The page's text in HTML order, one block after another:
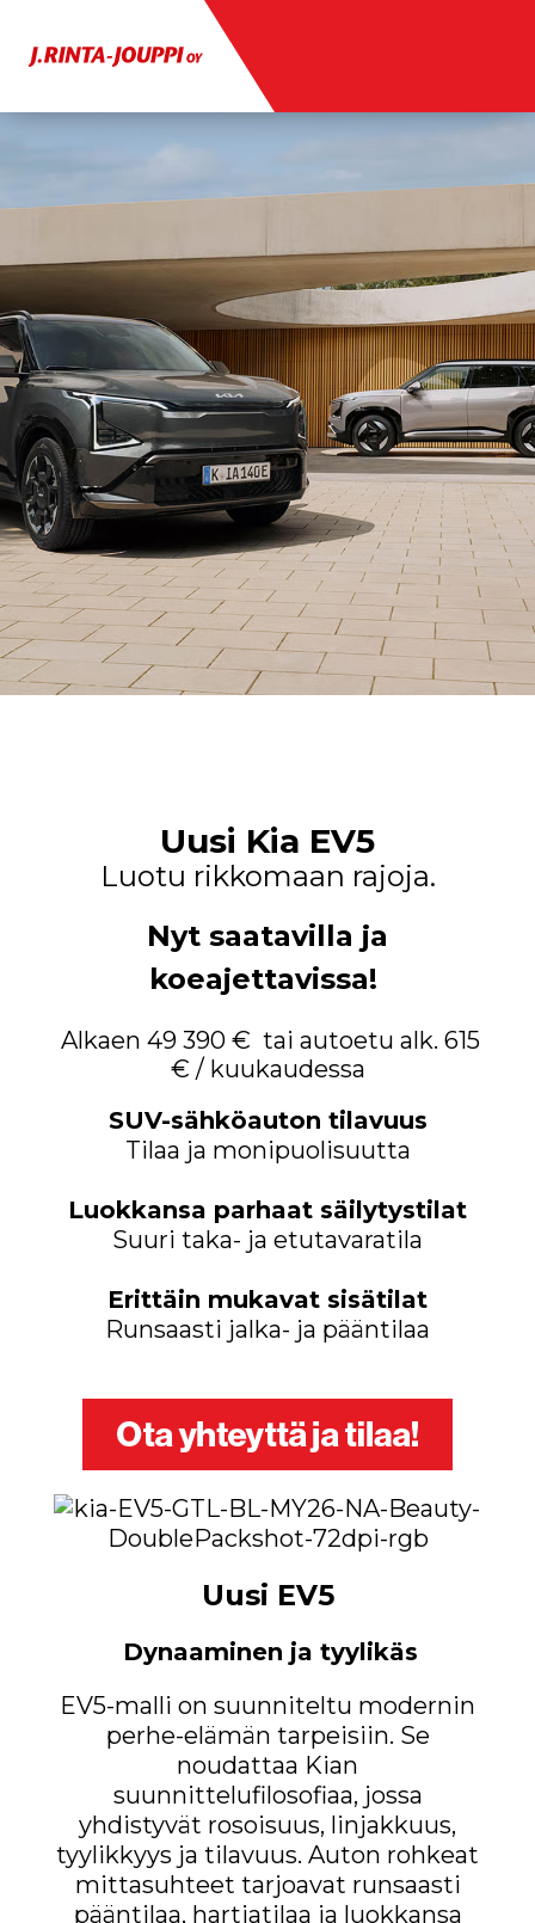
Uusi Kia EV5
Luotu rikkomaan rajoja.
Nyt saatavilla ja
koeajettavissa!
Alkaen 49 390 € tai autoetu alk. 615
€ / kuukaudessa
SUV-sähköauton tilavuus
Tilaa ja monipuolisuutta
Luokkansa parhaat säilytystilat
Suuri taka- ja etutavaratila
Erittäin mukavat sisätilat
Runsaasti jalka- ja pääntilaa
Uusi EV5
Dynaaminen ja tyylikäs
EV5-malli on suunniteltu modernin
perhe-elämän tarpeisiin. Se
noudattaa Kian
suunnittelufilosofiaa, jossa
yhdistyvät rosoisuus, linjakkuus,
tyylikkyys ja tilavuus. Auton rohkeat
mittasuhteet tarjoavat runsaasti
pääntilaa, hartiatilaa ja luokkansa